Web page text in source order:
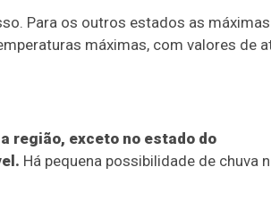
Para os outros estados as máximas
máximas, com valores de
região, exceto no estado do
Há pequena possibilidade de chuva